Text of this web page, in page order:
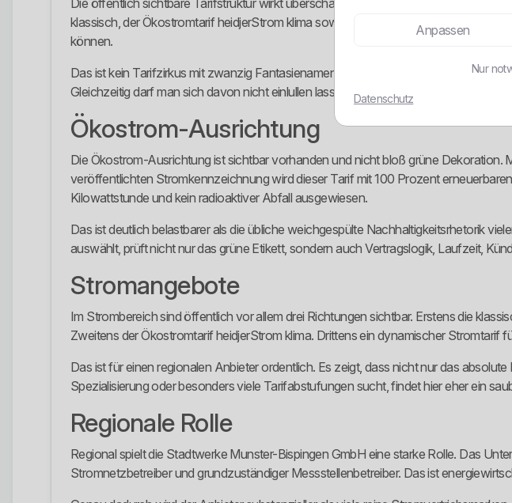
Die öffentlich sichtbare Tarifstruktur wirkt überschaubar und brauchbar. Erkennbar
klassisch, der Ökostromtarif heidjerStrom klima sowie ein dynamischer Stromtarif.
können.
Das ist kein Tarifzirkus mit zwanzig Fantasienamen. Genau das ist erstmal positiv.
Gleichzeitig darf man sich davon nicht einlullen lassen. Wenige Tarife sind nur
Ökostrom-Ausrichtung
Die Ökostrom-Ausrichtung ist sichtbar vorhanden und nicht bloß grüne Dekoration.
veröffentlichten Stromkennzeichnung wird dieser Tarif mit 100 Prozent
Kilowattstunde und kein radioaktiver Abfall ausgewiesen.
Das ist deutlich belastbarer als die übliche weichgespülte Nachhaltigkeitsrhetorik
auswählt, prüft nicht nur das grüne Etikett, sondern auch Vertragslogik, Laufzeit,
Stromangebote
Im Strombereich sind öffentlich vor allem drei Richtungen sichtbar. Erstens die
Zweitens der Ökostromtarif heidjerStrom klima. Drittens ein dynamischer Stromtarif
Das ist für einen regionalen Anbieter ordentlich. Es zeigt, dass nicht nur das
Spezialisierung oder besonders viele Tarifabstufungen sucht, findet hier eher ein
Regionale Rolle
Regional spielt die Stadtwerke Munster-Bispingen GmbH eine starke Rolle. Das
Stromnetzbetreiber und grundzuständiger Messstellenbetreiber. Das ist
Anpassen
Nur
Datenschutz